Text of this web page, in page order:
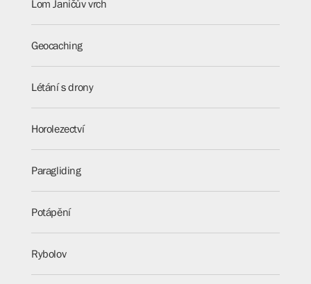
Lom Janičův vrch
Geocaching
Létání s drony
Horolezectví
Paragliding
Potápění
Rybolov